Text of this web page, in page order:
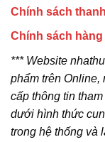
Chính sách
Chính sách
*** Website
phẩm trên Online,
cấp thông tin
dưới hình thức
trong hệ thống và